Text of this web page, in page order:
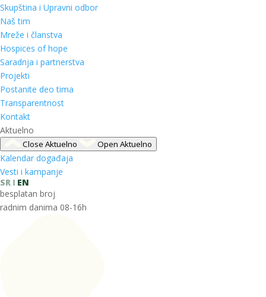
Skupština i Upravni odbor
Naš tim
Mreže i članstva
Hospices of hope
Saradnja i partnerstva
Projekti
Postanite deo tima
Transparentnost
Kontakt
Aktuelno
Close Aktuelno Open Aktuelno
Kalendar događaja
Vesti i kampanje
SR
EN
besplatan broj
radnim danima 08-16h